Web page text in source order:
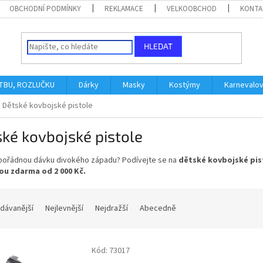
OBCHODNÍ PODMÍNKY REKLAMACE VELKOOBCHOD
HLEDAT
ROZLUČKU Dárky Masky Kostýmy
Dětské kovbojské pistole
kovbojské pistole
dávku divokého západu? Podívejte se na dětské kovbojské
zdarma od 2 000 Kč.
Nejlevnější Nejdražší Abecedně
Kód: 73017